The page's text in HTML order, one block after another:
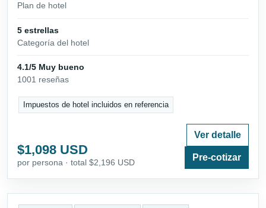
Plan de hotel
5 estrellas
Categoría del hotel
4.1/5 Muy bueno
1001 reseñas
Impuestos de hotel incluidos en referencia
$1,098 USD
por persona · total $2,196 USD
Ver detalle
Pre-cotizar